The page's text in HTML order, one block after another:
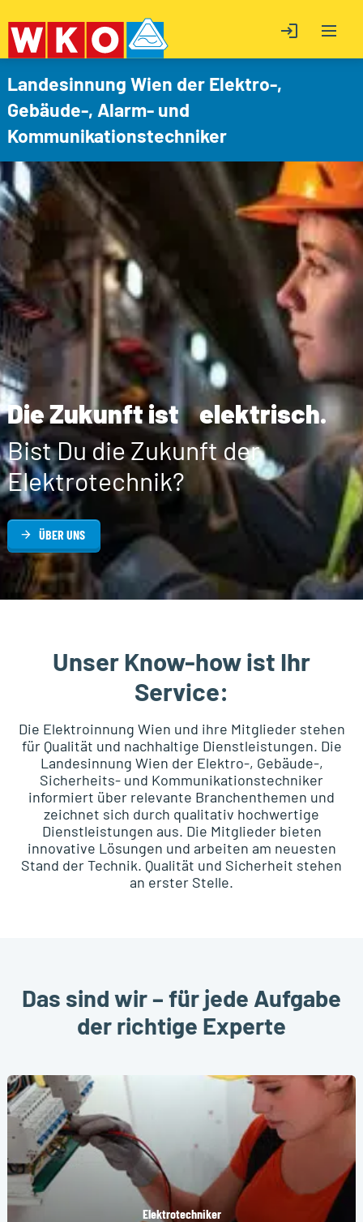
ÖFFNE LOGIN
ÖFFNE LOGIN
OPEN
Landesinnung Wien der Elektro-,
Gebäude-, Alarm- und
Kommunikationstechniker
Die Zukunft ist elektrisch.
Bist Du die Zukunft der
Elektrotechnik?
ÜBER UNS
Unser Know-how ist Ihr
Service:
Die Elektroinnung Wien und ihre Mitglieder stehen
für Qualität und nachhaltige Dienstleistungen. Die
Landesinnung Wien der Elektro-, Gebäude-,
Sicherheits- und Kommunikationstechniker
informiert über relevante Branchenthemen und
zeichnet sich durch qualitativ hochwertige
Dienstleistungen aus. Die Mitglieder bieten
innovative Lösungen und arbeiten am neuesten
Stand der Technik. Qualität und Sicherheit stehen
an erster Stelle.
Das sind wir – für jede Aufgabe
der richtige Experte
Elektrotechniker
(Öffnet in einem neuen Tab oder Fenster)